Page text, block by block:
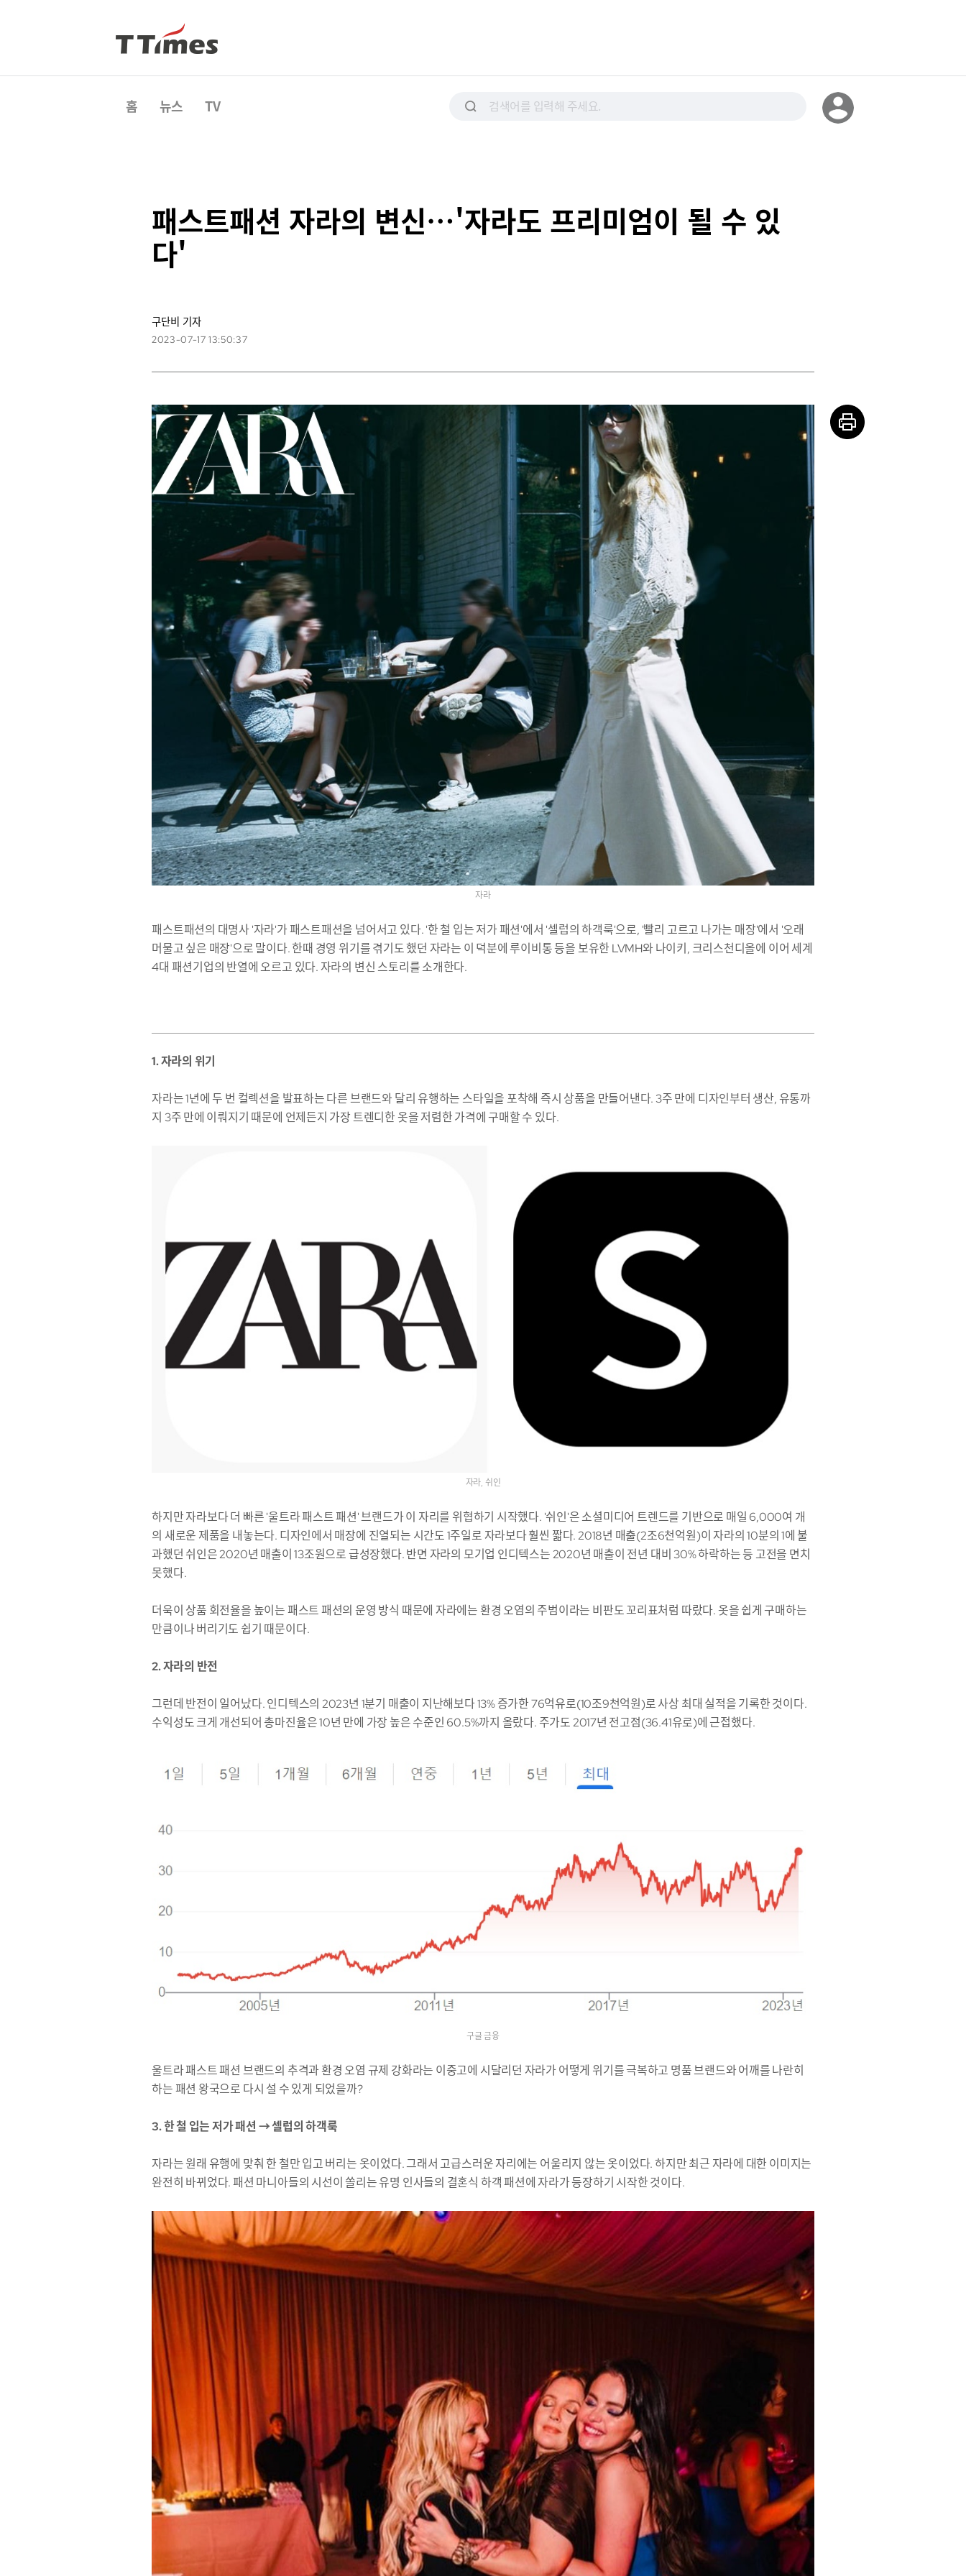
홈 뉴스 TV
패스트패션 자라의 변신…'자라도 프리미엄이 될 수 있
다'
자라
패스트패션의 대명사 '자라'가 패스트패션을 넘어서고 있다. '한 철 입는 저가 패션'에서 '셀럽의 하객룩'으로, '빨리 고르고 나가는 매장'에서 '오래
머물고 싶은 매장'으로 말이다. 한때 경영 위기를 겪기도 했던 자라는 이 덕분에 루이비통 등을 보유한 LVMH와 나이키, 크리스천디올에 이어 세계
4대 패션기업의 반열에 오르고 있다. 자라의 변신 스토리를 소개한다.
1. 자라의 위기
자라는 1년에 두 번 컬렉션을 발표하는 다른 브랜드와 달리 유행하는 스타일을 포착해 즉시 상품을 만들어낸다. 3주 만에 디자인부터 생산, 유통까
지 3주 만에 이뤄지기 때문에 언제든지 가장 트렌디한 옷을 저렴한 가격에 구매할 수 있다.
자라, 쉬인
하지만 자라보다 더 빠른 '울트라 패스트 패션' 브랜드가 이 자리를 위협하기 시작했다. '쉬인'은 소셜미디어 트렌드를 기반으로 매일 6,000여 개
의 새로운 제품을 내놓는다. 디자인에서 매장에 진열되는 시간도 1주일로 자라보다 훨씬 짧다. 2018년 매출(2조6천억원)이 자라의 10분의 1에 불
과했던 쉬인은 2020년 매출이 13조원으로 급성장했다. 반면 자라의 모기업 인디텍스는 2020년 매출이 전년 대비 30% 하락하는 등 고전을 면치
못했다.
더욱이 상품 회전율을 높이는 패스트 패션의 운영 방식 때문에 자라에는 환경 오염의 주범이라는 비판도 꼬리표처럼 따랐다. 옷을 쉽게 구매하는
만큼이나 버리기도 쉽기 때문이다.
2. 자라의 반전
그런데 반전이 일어났다. 인디텍스의 2023년 1분기 매출이 지난해보다 13% 증가한 76억유로(10조9천억원)로 사상 최대 실적을 기록한 것이다.
수익성도 크게 개선되어 총마진율은 10년 만에 가장 높은 수준인 60.5%까지 올랐다. 주가도 2017년 전고점(36.41유로)에 근접했다.
구글 금융
울트라 패스트 패션 브랜드의 추격과 환경 오염 규제 강화라는 이중고에 시달리던 자라가 어떻게 위기를 극복하고 명품 브랜드와 어깨를 나란히
하는 패션 왕국으로 다시 설 수 있게 되었을까?
3. 한 철 입는 저가 패션 → 셀럽의 하객룩
자라는 원래 유행에 맞춰 한 철만 입고 버리는 옷이었다. 그래서 고급스러운 자리에는 어울리지 않는 옷이었다. 하지만 최근 자라에 대한 이미지는
완전히 바뀌었다. 패션 마니아들의 시선이 쏠리는 유명 인사들의 결혼식 하객 패션에 자라가 등장하기 시작한 것이다.
구단비 기자
2023-07-17 13:50:37